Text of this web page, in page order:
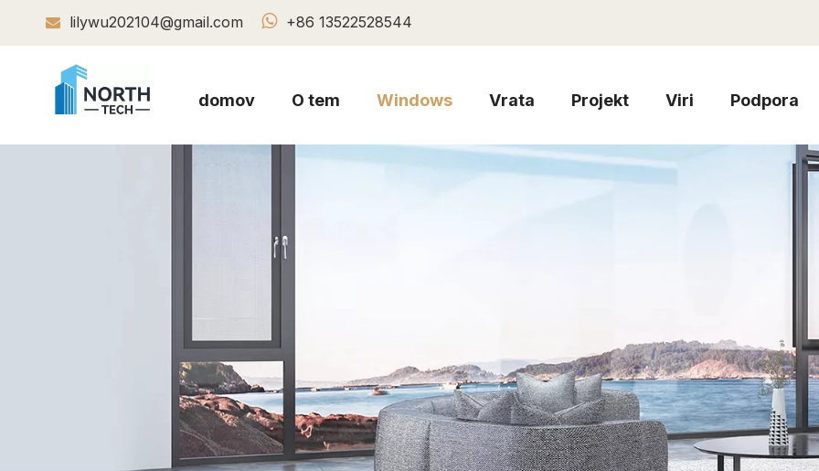
 lilywu202104@gmail.com  +86 13522528544
domov O tem Windows Vrata Projekt Viri Podpora